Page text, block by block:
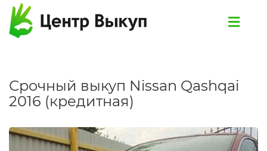
Срочный выкуп Nissan Qashqai
2016 (кредитная)